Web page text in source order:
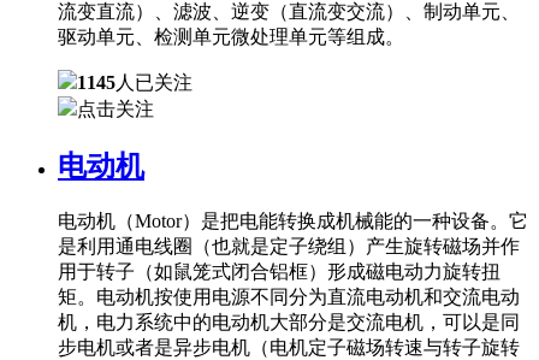
流变直流）、滤波、逆变（直流变交流）、制动单元、
驱动单元、检测单元微处理单元等组成。
1145人已关注
点击关注
电动机
电动机（Motor）是把电能转换成机械能的一种设备。它
是利用通电线圈（也就是定子绕组）产生旋转磁场并作
用于转子（如鼠笼式闭合铝框）形成磁电动力旋转扭
矩。电动机按使用电源不同分为直流电动机和交流电动
机，电力系统中的电动机大部分是交流电机，可以是同
步电机或者是异步电机（电机定子磁场转速与转子旋转